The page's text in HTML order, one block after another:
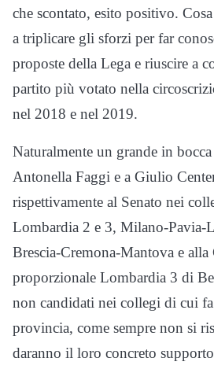
che scontato, esito positivo.
a triplicare gli sforzi per far
proposte della Lega e riuscire a
partito più votato nella
nel 2018 e nel 2019.
Naturalmente un grande in
Antonella Faggi e a Giulio
rispettivamente al Senato nei
Lombardia 2 e 3, Milano-Pavia-
Brescia-Cremona-Mantova e
proporzionale Lombardia 3 di
non candidati nei collegi di cui
provincia, come sempre non si
daranno il loro concreto